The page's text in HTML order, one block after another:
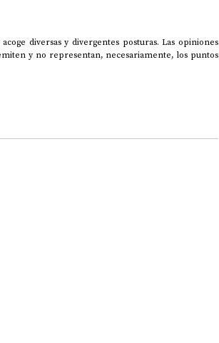
diversas y divergentes posturas. Las opiniones
y no representan, necesariamente, los puntos